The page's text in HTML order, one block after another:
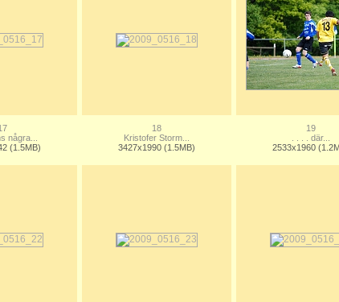
några...
(1.5MB)
18
Kristofer Storm...
3427x1990 (1.5MB)
19
. . . . där...
2533x1960